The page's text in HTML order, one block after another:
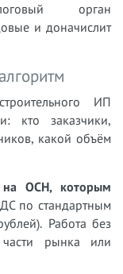
орган
и доначислит
ИП
кто заказчики,
какой объём
на ОСН, которым
по стандартным
Работа без
рынка или